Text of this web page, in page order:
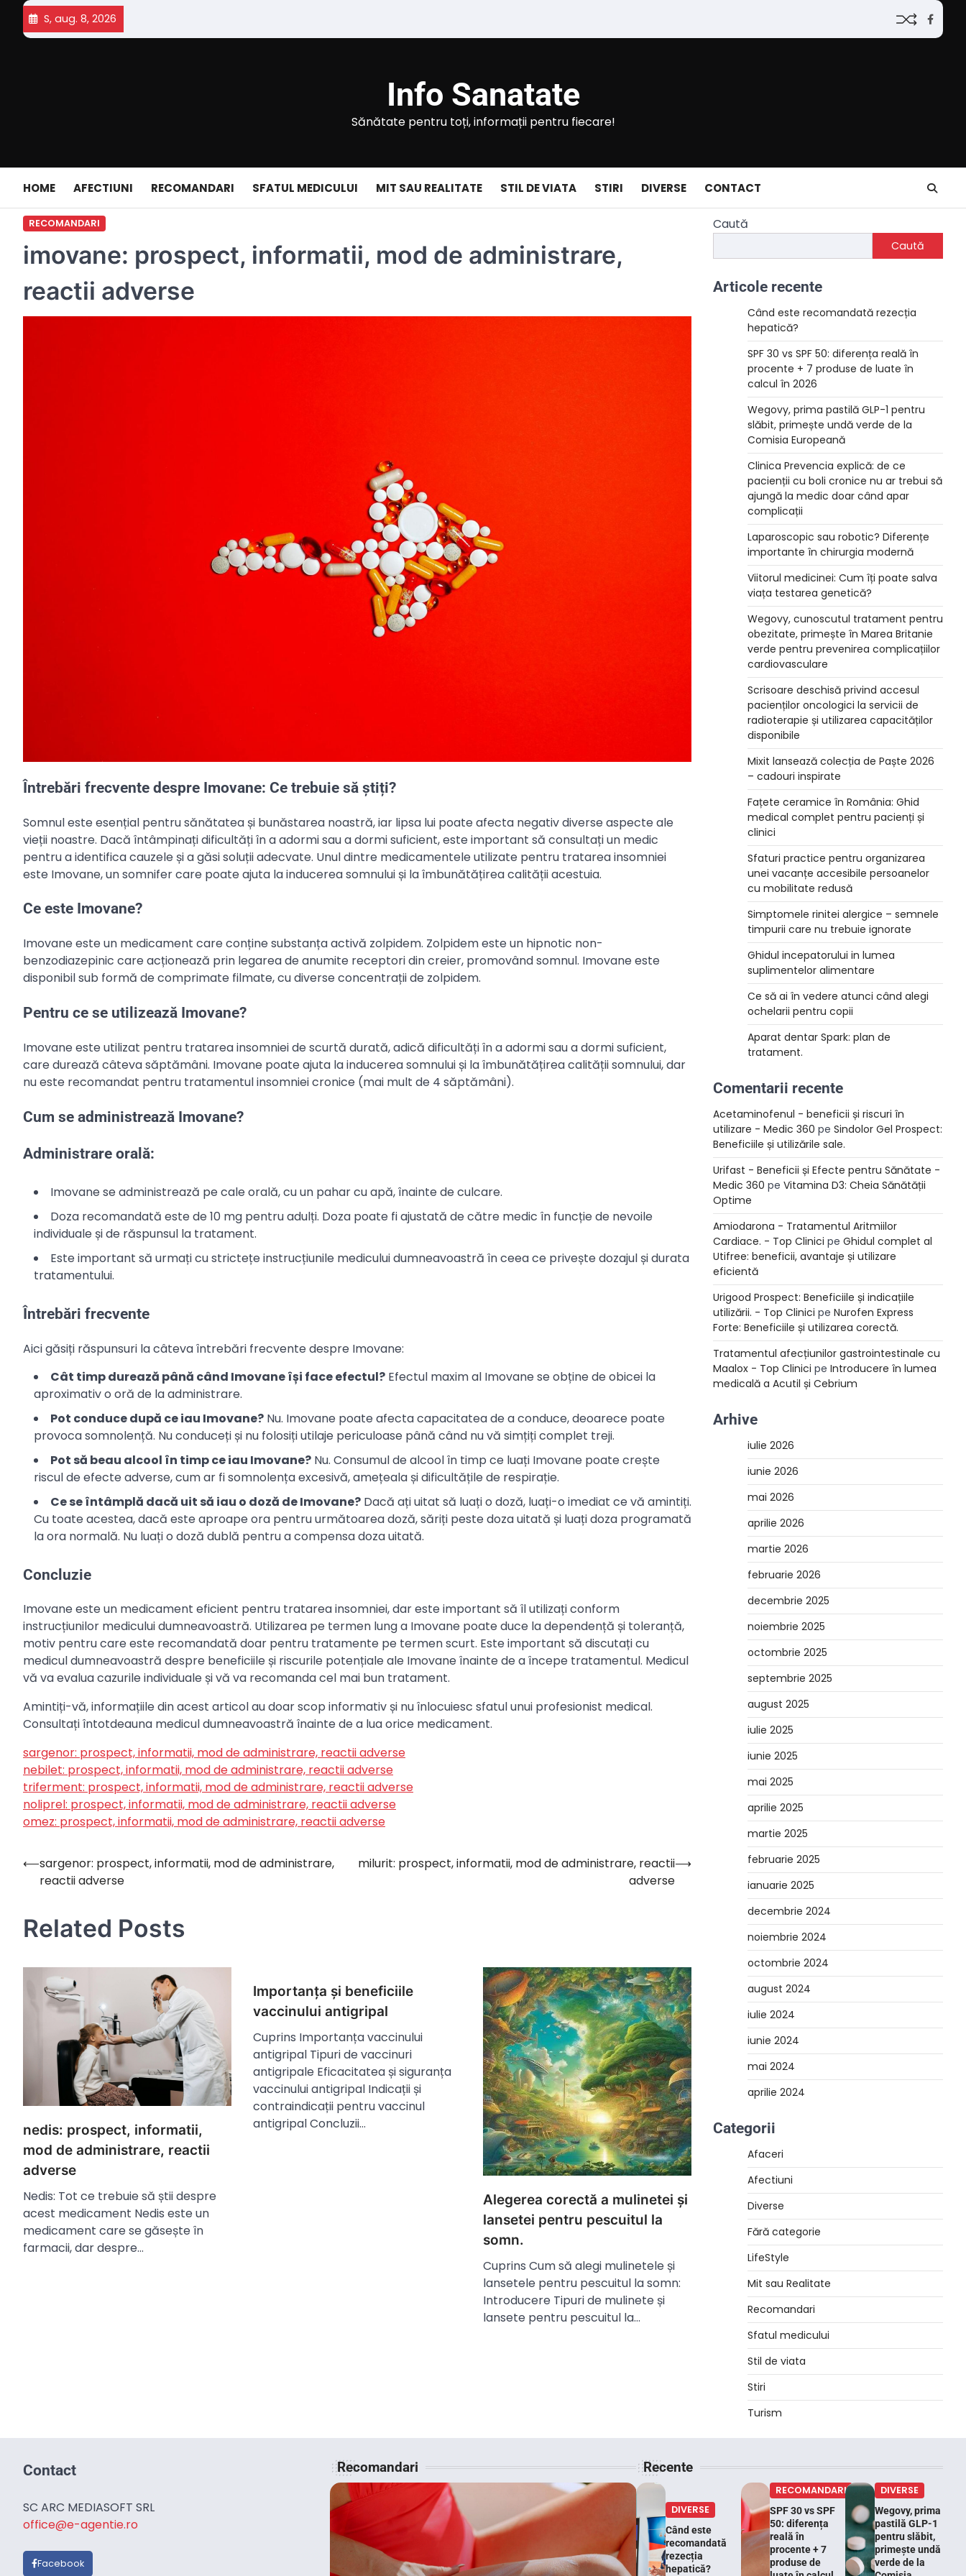
content
S, aug. 8, 2026
Info Sanatate
Sănătate pentru toți, informații pentru fiecare!
HOME AFECTIUNI RECOMANDARI SFATUL MEDICULUI MIT SAU REALITATE STIL DE VIATA STIRI DIVERSE CONTACT
RECOMANDARI
imovane: prospect, informatii, mod de administrare,
reactii adverse
Întrebări frecvente despre Imovane: Ce trebuie să știți?
Somnul este esențial pentru sănătatea și bunăstarea noastră, iar lipsa lui poate afecta negativ diverse aspecte ale
vieții noastre. Dacă întâmpinați dificultăți în a adormi sau a dormi suficient, este important să consultați un medic
pentru a identifica cauzele și a găsi soluții adecvate. Unul dintre medicamentele utilizate pentru tratarea insomniei
este Imovane, un somnifer care poate ajuta la inducerea somnului și la îmbunătățirea calității acestuia.
Ce este Imovane?
Imovane este un medicament care conține substanța activă zolpidem. Zolpidem este un hipnotic non-
benzodiazepinic care acționează prin legarea de anumite receptori din creier, promovând somnul. Imovane este
disponibil sub formă de comprimate filmate, cu diverse concentrații de zolpidem.
Pentru ce se utilizează Imovane?
Imovane este utilizat pentru tratarea insomniei de scurtă durată, adică dificultăți în a adormi sau a dormi suficient,
care durează câteva săptămâni. Imovane poate ajuta la inducerea somnului și la îmbunătățirea calității somnului, dar
nu este recomandat pentru tratamentul insomniei cronice (mai mult de 4 săptămâni).
Cum se administrează Imovane?
Administrare orală:
Imovane se administrează pe cale orală, cu un pahar cu apă, înainte de culcare.
Doza recomandată este de 10 mg pentru adulți. Doza poate fi ajustată de către medic în funcție de nevoile
individuale și de răspunsul la tratament.
Este important să urmați cu strictețe instrucțiunile medicului dumneavoastră în ceea ce privește dozajul și durata
tratamentului.
Întrebări frecvente
Aici găsiți răspunsuri la câteva întrebări frecvente despre Imovane:
Cât timp durează până când Imovane își face efectul? Efectul maxim al Imovane se obține de obicei la
aproximativ o oră de la administrare.
Pot conduce după ce iau Imovane? Nu. Imovane poate afecta capacitatea de a conduce, deoarece poate
provoca somnolență. Nu conduceți și nu folosiți utilaje periculoase până când nu vă simțiți complet treji.
Pot să beau alcool în timp ce iau Imovane? Nu. Consumul de alcool în timp ce luați Imovane poate crește
riscul de efecte adverse, cum ar fi somnolența excesivă, amețeala și dificultățile de respirație.
Ce se întâmplă dacă uit să iau o doză de Imovane? Dacă ați uitat să luați o doză, luați-o imediat ce vă amintiți.
Cu toate acestea, dacă este aproape ora pentru următoarea doză, săriți peste doza uitată și luați doza programată
la ora normală. Nu luați o doză dublă pentru a compensa doza uitată.
Concluzie
Imovane este un medicament eficient pentru tratarea insomniei, dar este important să îl utilizați conform
instrucțiunilor medicului dumneavoastră. Utilizarea pe termen lung a Imovane poate duce la dependență și toleranță,
motiv pentru care este recomandată doar pentru tratamente pe termen scurt. Este important să discutați cu
medicul dumneavoastră despre beneficiile și riscurile potențiale ale Imovane înainte de a începe tratamentul. Medicul
vă va evalua cazurile individuale și vă va recomanda cel mai bun tratament.
Amintiți-vă, informațiile din acest articol au doar scop informativ și nu înlocuiesc sfatul unui profesionist medical.
Consultați întotdeauna medicul dumneavoastră înainte de a lua orice medicament.
sargenor: prospect, informatii, mod de administrare, reactii adverse
nebilet: prospect, informatii, mod de administrare, reactii adverse
triferment: prospect, informatii, mod de administrare, reactii adverse
noliprel: prospect, informatii, mod de administrare, reactii adverse
omez: prospect, informatii, mod de administrare, reactii adverse
Navigare
⟵sargenor: prospect, informatii, mod de administrare,
reactii adverse
milurit: prospect, informatii, mod de administrare, reactii
adverse
⟶
Related Posts
nedis: prospect, informatii,
mod de administrare, reactii
adverse
Nedis: Tot ce trebuie să știi despre
acest medicament Nedis este un
medicament care se găsește în
farmacii, dar despre…
Importanța și beneficiile
vaccinului antigripal
Cuprins Importanța vaccinului
antigripal Tipuri de vaccinuri
antigripale Eficacitatea și siguranța
vaccinului antigripal Indicații și
contraindicații pentru vaccinul
antigripal Concluzii…
Alegerea corectă a mulinetei și
lansetei pentru pescuitul la
somn.
Cuprins Cum să alegi mulinetele și
lansetele pentru pescuitul la somn:
Introducere Tipuri de mulinete și
lansete pentru pescuitul la…
Caută
Caută
Articole recente
Când este recomandată rezecția
hepatică?
SPF 30 vs SPF 50: diferența reală în
procente + 7 produse de luate în
calcul în 2026
Wegovy, prima pastilă GLP-1 pentru
slăbit, primește undă verde de la
Comisia Europeană
Clinica Prevencia explică: de ce
pacienții cu boli cronice nu ar trebui să
ajungă la medic doar când apar
complicații
Laparoscopic sau robotic? Diferențe
importante în chirurgia modernă
Viitorul medicinei: Cum îți poate salva
viața testarea genetică?
Wegovy, cunoscutul tratament pentru
obezitate, primește în Marea Britanie
verde pentru prevenirea complicațiilor
cardiovasculare
Scrisoare deschisă privind accesul
pacienților oncologici la servicii de
radioterapie și utilizarea capacităților
disponibile
Mixit lansează colecția de Paște 2026
– cadouri inspirate
Fațete ceramice în România: Ghid
medical complet pentru pacienți și
clinici
Sfaturi practice pentru organizarea
unei vacanțe accesibile persoanelor
cu mobilitate redusă
Simptomele rinitei alergice – semnele
timpurii care nu trebuie ignorate
Ghidul incepatorului in lumea
suplimentelor alimentare
Ce să ai în vedere atunci când alegi
ochelarii pentru copii
Aparat dentar Spark: plan de
tratament.
Comentarii recente
Acetaminofenul - beneficii și riscuri în
utilizare - Medic 360 pe Sindolor Gel Prospect:
Beneficiile și utilizările sale.
Urifast - Beneficii și Efecte pentru Sănătate -
Medic 360 pe Vitamina D3: Cheia Sănătății
Optime
Amiodarona - Tratamentul Aritmiilor
Cardiace. - Top Clinici pe Ghidul complet al
Utifree: beneficii, avantaje și utilizare
eficientă
Urigood Prospect: Beneficiile și indicațiile
utilizării. - Top Clinici pe Nurofen Express
Forte: Beneficiile și utilizarea corectă.
Tratamentul afecțiunilor gastrointestinale cu
Maalox - Top Clinici pe Introducere în lumea
medicală a Acutil și Cebrium
Arhive
iulie 2026
iunie 2026
mai 2026
aprilie 2026
martie 2026
februarie 2026
decembrie 2025
noiembrie 2025
octombrie 2025
septembrie 2025
august 2025
iulie 2025
iunie 2025
mai 2025
aprilie 2025
martie 2025
februarie 2025
ianuarie 2025
decembrie 2024
noiembrie 2024
octombrie 2024
august 2024
iulie 2024
iunie 2024
mai 2024
aprilie 2024
Categorii
Afaceri
Afectiuni
Diverse
Fără categorie
LifeStyle
Mit sau Realitate
Recomandari
Sfatul medicului
Stil de viata
Stiri
Turism
Contact
SC ARC MEDIASOFT SRL
office@e-agentie.ro
Facebook
Recomandari Recente
DIVERSE
Când este
recomandată
rezecția
hepatică?
RECOMANDARI
SPF 30 vs SPF
50: diferența
reală în
procente + 7
produse de
DIVERSE
Wegovy, prima
pastilă GLP-1
pentru slăbit,
primește undă
verde de la